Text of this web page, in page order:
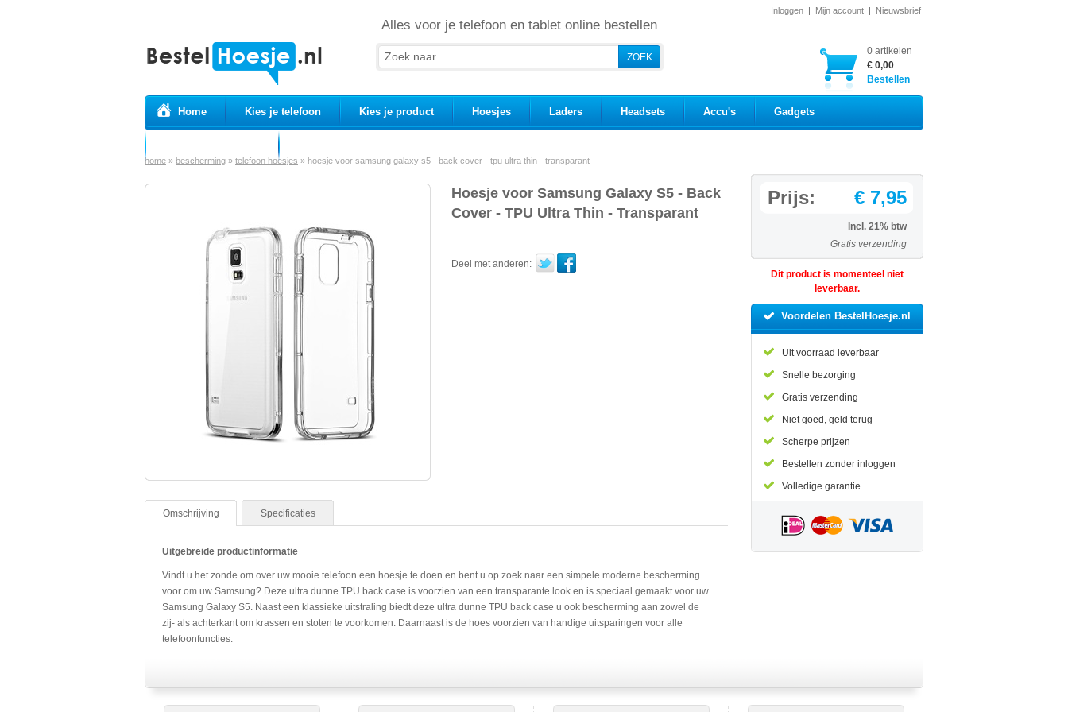
Alles voor je telefoon en tablet online bestellen
Inloggen | Mijn account | Nieuwsbrief
0 artikelen
€ 0,00
Bestellen
Home Kies je telefoon Kies je product Hoesjes Laders Headsets Accu's Gadgets
home » bescherming » telefoon hoesjes » hoesje voor samsung galaxy s5 - back cover - tpu ultra thin - transparant
Hoesje voor Samsung Galaxy S5 - Back
Cover - TPU Ultra Thin - Transparant
Deel met anderen:
Omschrijving Specificaties
Uitgebreide productinformatie
Vindt u het zonde om over uw mooie telefoon een hoesje te doen en bent u op zoek naar een simpele moderne bescherming
voor om uw Samsung? Deze ultra dunne TPU back case is voorzien van een transparante look en is speciaal gemaakt voor uw
Samsung Galaxy S5. Naast een klassieke uitstraling biedt deze ultra dunne TPU back case u ook bescherming aan zowel de
zij- als achterkant om krassen en stoten te voorkomen. Daarnaast is de hoes voorzien van handige uitsparingen voor alle
telefoonfuncties.
Prijs: € 7,95
Incl. 21% btw
Gratis verzending
Dit product is momenteel niet
leverbaar.
Voordelen BestelHoesje.nl
Uit voorraad leverbaar
Snelle bezorging
Gratis verzending
Niet goed, geld terug
Scherpe prijzen
Bestellen zonder inloggen
Volledige garantie